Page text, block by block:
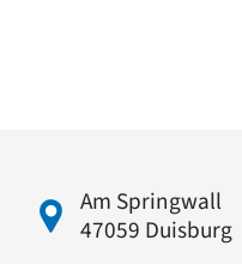
Am Springwall
47059 Duisburg